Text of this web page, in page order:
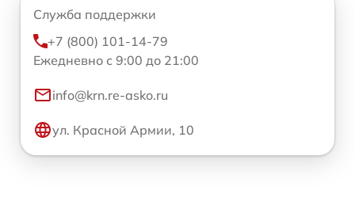
Служба поддержки
+7 (800) 101-14-79
Ежедневно с 9:00 до 21:00
info@krn.re-asko.ru
ул. Красной Армии, 10